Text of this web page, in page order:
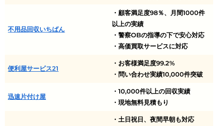
不用品回収いちばん
・顧客満足度98％、月間1000件
以上の実績
・警察OBの指導の下で安心対応
・高価買取サービスに対応
便利屋サービス21
・お客様満足度99.2%
・問い合わせ実績10,000件突破
迅速片付け屋
・10,000件以上の回収実績
・現地無料見積もり
・土日祝日、夜間早朝も対応